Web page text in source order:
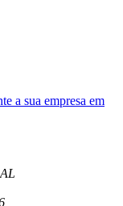
a sua empresa em